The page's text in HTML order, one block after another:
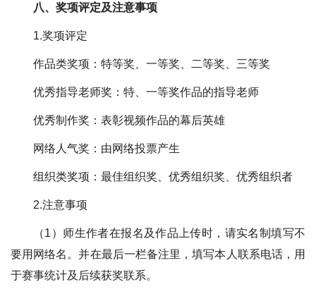
八、奖项评定及注意事项
1.奖项评定
作品类奖项：特等奖、一等奖、二等奖、三等奖
优秀指导老师奖：特、一等奖作品的指导老师
优秀制作奖：表彰视频作品的幕后英雄
网络人气奖：由网络投票产生
组织类奖项：最佳组织奖、优秀组织奖、优秀组织者
2.注意事项
（1）师生作者在报名及作品上传时，请实名制填写不
要用网络名。并在最后一栏备注里，填写本人联系电话，用
于赛事统计及后续获奖联系。